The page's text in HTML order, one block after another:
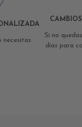
necesitas
Si no
días para